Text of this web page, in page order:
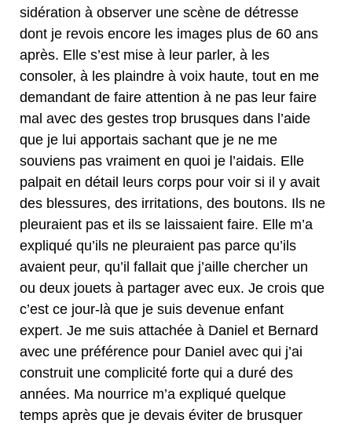
sidération à observer une scène de détresse
dont je revois encore les images plus de 60 ans
après. Elle s’est mise à leur parler, à les
consoler, à les plaindre à voix haute, tout en me
demandant de faire attention à ne pas leur faire
mal avec des gestes trop brusques dans l’aide
que je lui apportais sachant que je ne me
souviens pas vraiment en quoi je l’aidais. Elle
palpait en détail leurs corps pour voir si il y avait
des blessures, des irritations, des boutons. Ils ne
pleuraient pas et ils se laissaient faire. Elle m’a
expliqué qu’ils ne pleuraient pas parce qu’ils
avaient peur, qu’il fallait que j’aille chercher un
ou deux jouets à partager avec eux. Je crois que
c’est ce jour-là que je suis devenue enfant
expert. Je me suis attachée à Daniel et Bernard
avec une préférence pour Daniel avec qui j’ai
construit une complicité forte qui a duré des
années. Ma nourrice m’a expliqué quelque
temps après que je devais éviter de brusquer